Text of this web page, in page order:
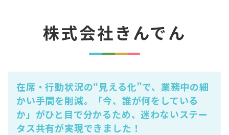
導入事例
よくあるご質問
株式会社きんでん
在席・行動状況の“見える化”で、業務中の細
かい手間を削減。「今、誰が何をしている
か」がひと目で分かるため、迷わないステー
タス共有が実現できました！